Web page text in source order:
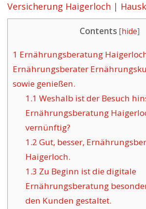
Versicherung Haigerloch |
Contents [hide]
1 Ernährungsberatung
Ernährungsberater
sowie genießen.
1.1 Weshalb ist der Besuch
Ernährungsberatung
vernünftig?
1.2 Gut, besser,
Haigerloch.
1.3 Zu Beginn ist die digitale
Ernährungsberatung
den Kunden gestaltet.